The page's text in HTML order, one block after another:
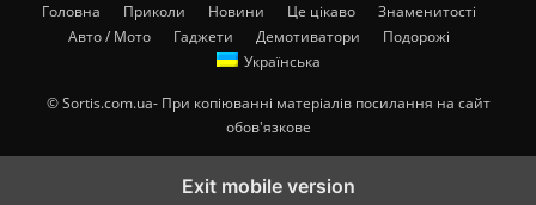
Головна Приколи Новини Це цікаво
Знаменитості
Авто / Мото
Гаджети Демотиватори
Подорожі
Українська
© Sortis.com.ua- При копіюванні матеріалів посилання на сайт
обов'язкове
Exit mobile version